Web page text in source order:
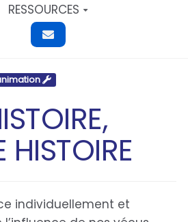
RESSOURCES
HISTOIRE
individuellement et